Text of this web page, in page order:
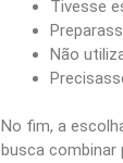
Tivesse
Não
No fim, a
busca